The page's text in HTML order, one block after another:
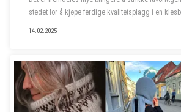
stedet for å kjøpe ferdige kvalitetsplagg i en
14.02.2025